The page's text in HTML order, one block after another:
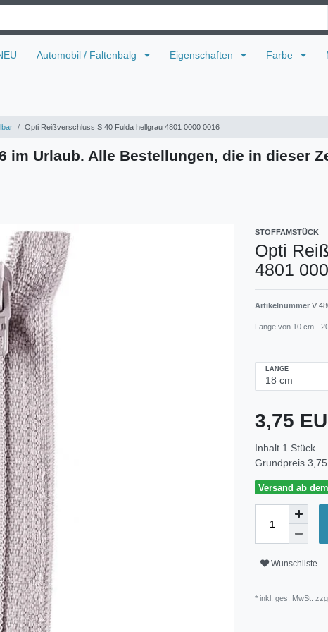
Automobil / Faltenbalg Eigenschaften Farbe
Opti Reißverschluss S 40 Fulda hellgrau 4801 0000 0016
im Urlaub. Alle Bestellungen, die in dieser
STOFFAMSTÜCK
Opti
4801
Artikelnummer V
Länge von 10 cm -
LÄNGE
3,75
Inhalt 1 Stück
Grundpreis
Versand ab
Wunschliste
* inkl. ges. MwSt.